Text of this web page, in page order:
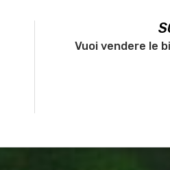
Vuoi vendere le